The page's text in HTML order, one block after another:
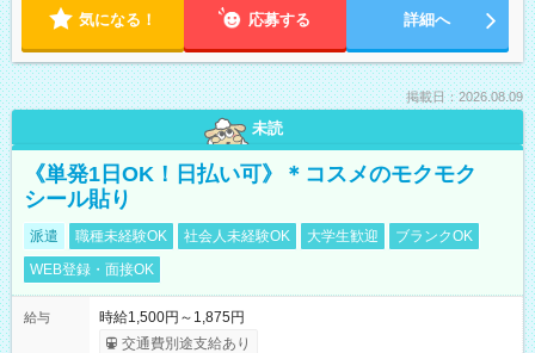
気になる！ 応募する 詳細へ
掲載日：2026.08.09
未読
《単発1日OK！日払い可》＊コスメのモクモク
シール貼り
派遣 職種未経験OK 社会人未経験OK 大学生歓迎
ブランクOK
WEB登録・面接OK
給与
時給1,500円～1,875円
交通費別途支給あり